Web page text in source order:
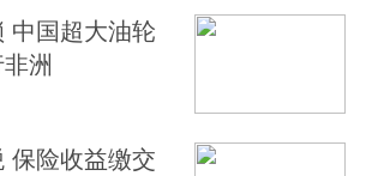
中国超大油轮
洲
保险收益缴交